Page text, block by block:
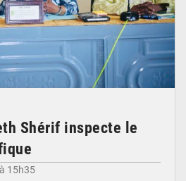
Shérif inspecte le
15h35